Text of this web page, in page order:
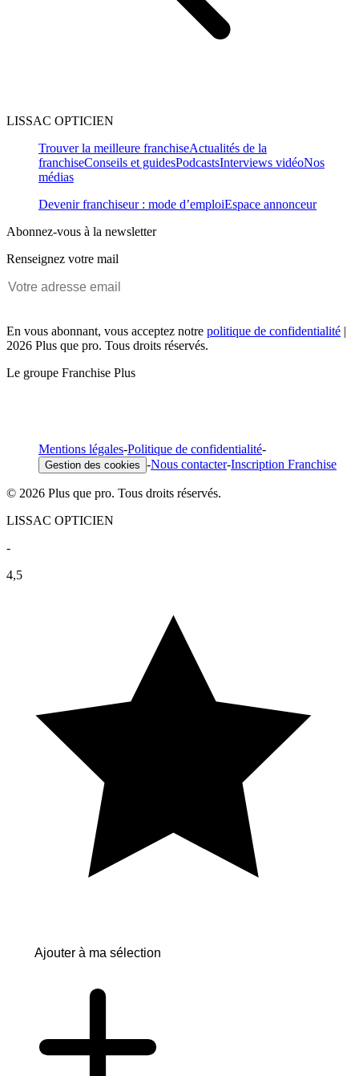
LISSAC OPTICIEN
Trouver la meilleure franchiseActualités de la
franchiseConseils et guidesPodcastsInterviews vidéoNos
médias
Devenir franchiseur : mode d’emploiEspace annonceur
Abonnez-vous à la newsletter
Renseignez votre mail
En vous abonnant, vous acceptez notre politique de confidentialité |
2026 Plus que pro. Tous droits réservés.
Le groupe Franchise Plus
Mentions légales-Politique de confidentialité-
Gestion des cookies -Nous contacter-Inscription Franchise
© 2026 Plus que pro. Tous droits réservés.
LISSAC OPTICIEN
-
4,5
Ajouter à ma sélection